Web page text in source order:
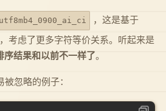
utf8mb4_0900_ai_ci
，这是基于
考虑了更多字符等价关系。听起来是
序结果和以前不一样了。
忽略的例子：